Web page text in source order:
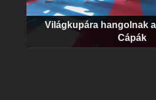
Világkupára hangolnak
Cápák